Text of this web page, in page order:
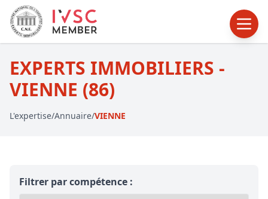
EXPERTS IMMOBILIERS -
VIENNE (86)
L'expertise/Annuaire/VIENNE
Filtrer par compétence :